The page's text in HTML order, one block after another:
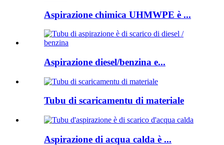
Aspirazione chimica UHMWPE è ...
Aspirazione diesel/benzina e...
Tubu di scaricamentu di materiale
Aspirazione di acqua calda è ...